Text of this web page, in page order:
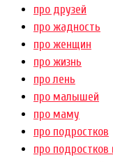
про друзей
про жадность
про женщин
про жизнь
про лень
про малышей
про маму
про подростков
про подростков